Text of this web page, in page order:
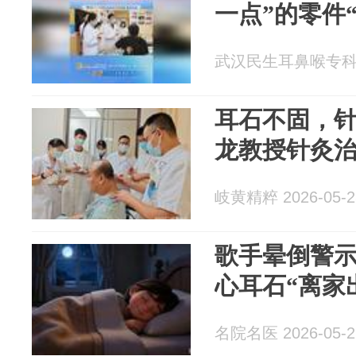
一点”的零件
武汉民生耳鼻喉专
耳石不固，
龙教授针灸
岐黄精粹 2026-05-
歌手晕倒警
心耳石“离家
名院名医 2026-05-